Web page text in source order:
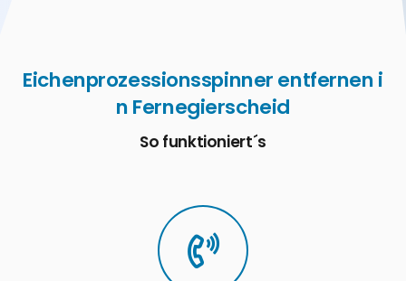
Eichenprozessionsspinner entfernen i
n Fernegierscheid
So funktioniert´s